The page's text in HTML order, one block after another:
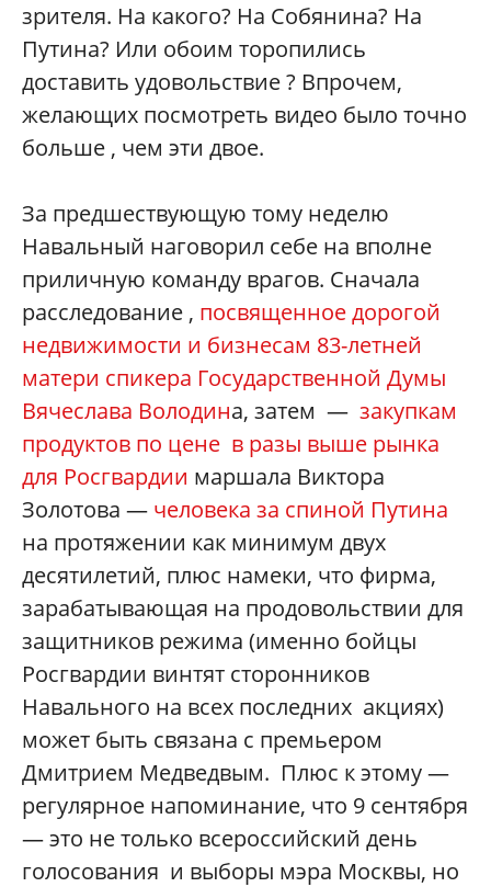
зрителя. На какого? На Собянина? На
Путина? Или обоим торопились
доставить удовольствие ? Впрочем,
желающих посмотреть видео было точно
больше , чем эти двое.
За предшествующую тому неделю
Навальный наговорил себе на вполне
приличную команду врагов. Сначала
расследование , посвященное дорогой
недвижимости и бизнесам 83-летней
матери спикера Государственной Думы
Вячеслава Володина, затем — закупкам
продуктов по цене в разы выше рынка
для Росгвардии маршала Виктора
Золотова — человека за спиной Путина
на протяжении как минимум двух
десятилетий, плюс намеки, что фирма,
зарабатывающая на продовольствии для
защитников режима (именно бойцы
Росгвардии винтят сторонников
Навального на всех последних акциях)
может быть связана с премьером
Дмитрием Медведвым. Плюс к этому —
регулярное напоминание, что 9 сентября
— это не только всероссийский день
голосования и выборы мэра Москвы, но